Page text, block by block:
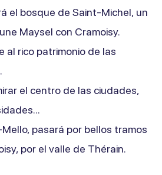
el bosque de Saint-Michel, un
Maysel con Cramoisy.
al rico patrimonio de las
el centro de las ciudades,
pasará por bellos tramos
por el valle de Thérain.